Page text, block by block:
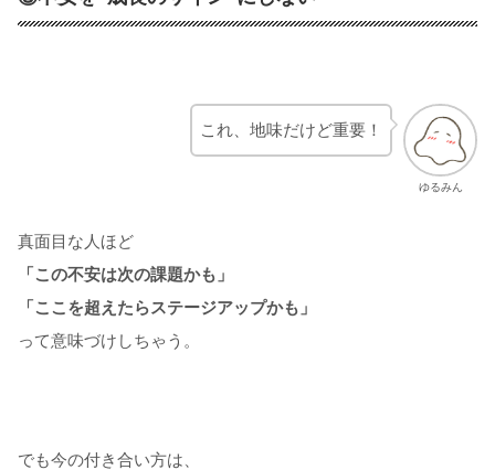
ゆるみん
これ、地味だけど重要！
真面目な人ほど
「この不安は次の課題かも」
「ここを超えたらステージアップかも」
って意味づけしちゃう。
でも今の付き合い方は、